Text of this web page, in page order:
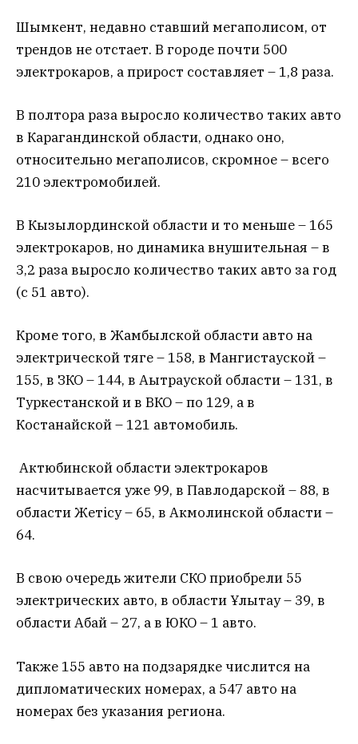
Шымкент, недавно ставший мегаполисом, от
трендов не отстает. В городе почти 500
электрокаров, а прирост составляет – 1,8 раза.
В полтора раза выросло количество таких авто
в Карагандинской области, однако оно,
относительно мегаполисов, скромное – всего
210 электромобилей.
В Кызылординской области и то меньше – 165
электрокаров, но динамика внушительная – в
3,2 раза выросло количество таких авто за год
(с 51 авто).
Кроме того, в Жамбылской области авто на
электрической тяге – 158, в Мангистауской –
155, в ЗКО – 144, в Аытрауской области – 131, в
Туркестанской и в ВКО – по 129, а в
Костанайской – 121 автомобиль.
Актюбинской области электрокаров
насчитывается уже 99, в Павлодарской – 88, в
области Жетісу – 65, в Акмолинской области –
64.
В свою очередь жители СКО приобрели 55
электрических авто, в области Ұлытау – 39, в
области Абай – 27, а в ЮКО – 1 авто.
Также 155 авто на подзарядке числится на
дипломатических номерах, а 547 авто на
номерах без указания региона.